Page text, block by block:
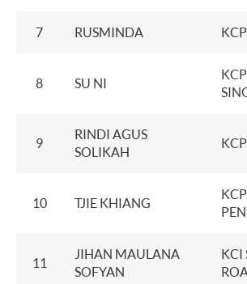
7 RUSMINDA
8 SU NI
KCP
9
RINDI AGUS
SOLIKAH
10 TJIE KHIANG
11
JIHAN MAULANA
SOFYAN
KCI